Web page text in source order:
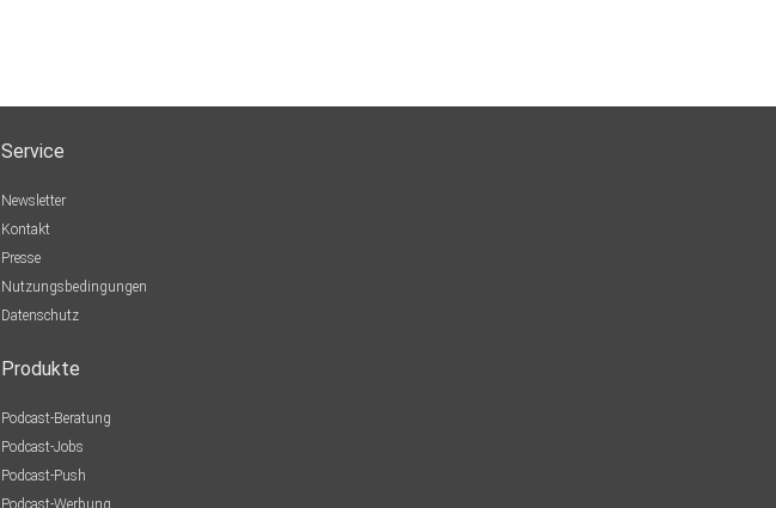
Service
Newsletter
Kontakt
Presse
Nutzungsbedingungen
Datenschutz
Produkte
Podcast-Beratung
Podcast-Jobs
Podcast-Push
Podcast-Werbung